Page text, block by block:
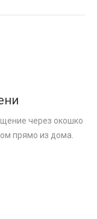
через окошко
прямо из дома.